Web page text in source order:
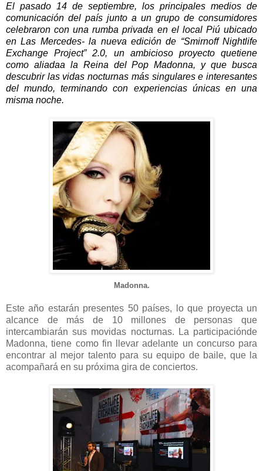
El pasado 14 de septiembre, los principales medios de
comunicación del país junto a un grupo de consumidores
celebraron con una rumba privada en el local Piú ubicado
en Las Mercedes- la nueva edición de “Smirnoff Nightlife
Exchange Project” 2.0, un ambicioso proyecto quetiene
como aliadaa la Reina del Pop Madonna, y que busca
descubrir las vidas nocturnas más singulares e interesantes
del mundo, terminando con experiencias únicas en una
misma noche.
Madonna.
Este año estarán presentes 50 países, lo que proyecta un
alcance de más de 10 millones de personas que
intercambiarán sus movidas nocturnas. La participaciónde
Madonna, tiene como fin llevar adelante un concurso para
encontrar al mejor talento para su equipo de baile, que la
acompañará en su próxima gira de conciertos.